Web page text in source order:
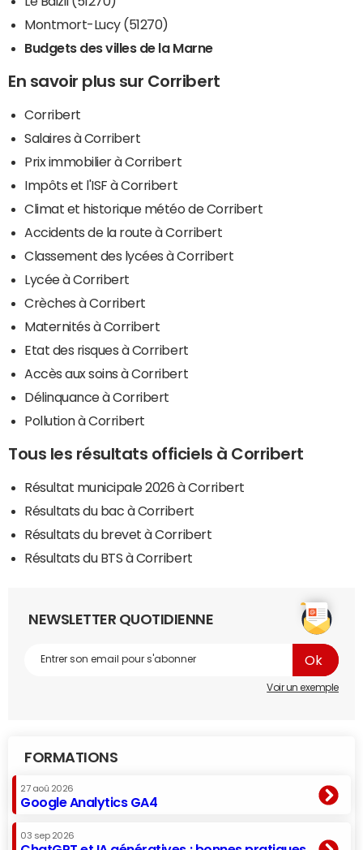
Montmort-Lucy (51270)
Budgets des villes de la Marne
En savoir plus sur Corribert
Corribert
Salaires à Corribert
Prix immobilier à Corribert
Impôts et l'ISF à Corribert
Climat et historique météo de Corribert
Accidents de la route à Corribert
Classement des lycées à Corribert
Lycée à Corribert
Crèches à Corribert
Maternités à Corribert
Etat des risques à Corribert
Accès aux soins à Corribert
Délinquance à Corribert
Pollution à Corribert
Tous les résultats officiels à Corribert
Résultat municipale 2026 à Corribert
Résultats du bac à Corribert
Résultats du brevet à Corribert
Résultats du BTS à Corribert
NEWSLETTER QUOTIDIENNE
Voir un exemple
FORMATIONS
27 aoû 2026
Google Analytics GA4
03 sep 2026